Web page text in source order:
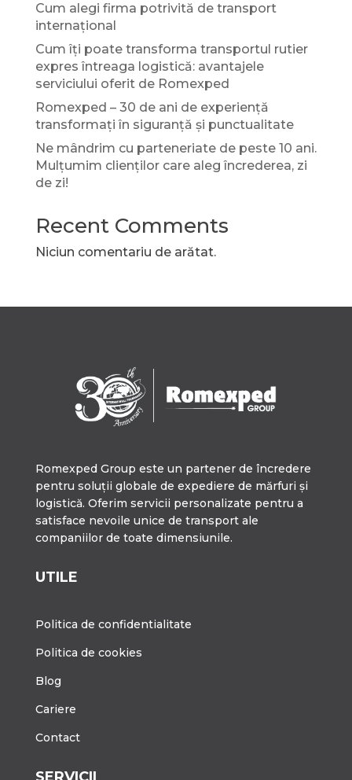
Cum alegi firma potrivită de transport
internațional
Cum îți poate transforma transportul rutier
expres întreaga logistică: avantajele
serviciului oferit de Romexped
Romexped – 30 de ani de experiență
transformați în siguranță și punctualitate
Ne mândrim cu parteneriate de peste 10 ani.
Mulțumim clienților care aleg încrederea, zi
de zi!
Recent Comments
Niciun comentariu de arătat.
Romexped Group este un partener de încredere
pentru soluții globale de expediere de mărfuri și
logistică. Oferim servicii personalizate pentru a
satisface nevoile unice de transport ale
companiilor de toate dimensiunile.
UTILE
Politica de confidentialitate
Politica de cookies
Blog
Cariere
Contact